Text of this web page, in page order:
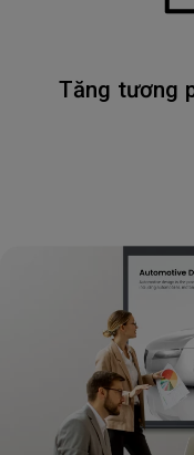
Tăng tương